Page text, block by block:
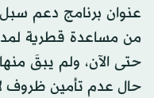
عنوان برنامج دعم
حتى الآن، ولم يبقَ
حال عدم تأمين ظروف